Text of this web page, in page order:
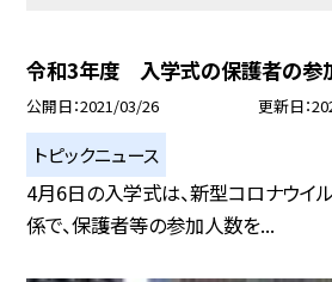
令和3年度 入学式の保護者の参
公開日 2021/03/26 更新日
トピックニュース
4月6日の入学式は、新型コロナウイ
係で、保護者等の参加人数を...